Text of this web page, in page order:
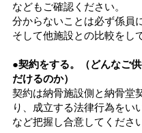
などもご確認ください。
分からないことは必ず係員
そして他施設との比較をし
●契約をする。（どんなご
だけるのか）
契約は納骨施設側と納骨堂
り、成立する法律行為をい
など把握し合意してください